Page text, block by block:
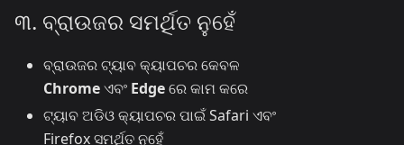
୩. ବ୍ରାଉଜର ସମର୍ଥିତ ନୁହେଁ
ବ୍ରାଉଜର ଟ୍ୟାବ କ୍ୟାପଚର କେବଳ
Chromeଏବଂ Edgeରେ କାମ କରେ
ଟ୍ୟାବ ଅଡିଓ କ୍ୟାପଚର ପାଇଁ Safari ଏବଂ
Firefox ସମର୍ଥିତ ନୁହେଁ